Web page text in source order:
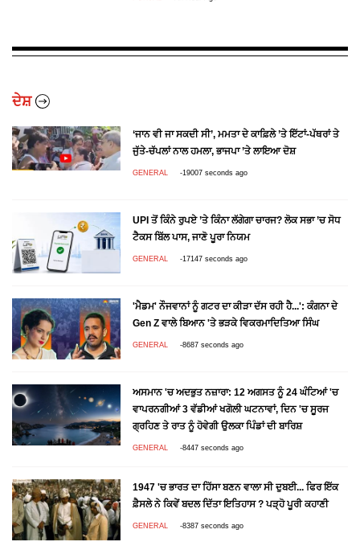
ਦੇਸ਼
‘ਜਾਨ ਵੀ ਜਾ ਸਕਦੀ ਸੀ’, ਮਮਤਾ ਦੇ ਕਾਫ਼ਿਲੇ ’ਤੇ ਇੱਟਾਂ-ਪੱਥਰਾਂ ਤੇ
ਜੁੱਤੇ-ਚੱਪਲਾਂ ਨਾਲ ਹਮਲਾ, ਭਾਜਪਾ ’ਤੇ ਲਾਇਆ ਦੋਸ਼
GENERAL -19007 seconds ago
UPI ਤੋਂ ਕਿੰਨੇ ਰੁਪਏ ’ਤੇ ਕਿੰਨਾ ਲੱਗੇਗਾ ਚਾਰਜ? ਲੋਕ ਸਭਾ ’ਚ ਸੋਧ
ਟੈਕਸ ਬਿੱਲ ਪਾਸ, ਜਾਣੋ ਪੂਰਾ ਨਿਯਮ
GENERAL -17147 seconds ago
'ਮੈਡਮ' ਨੌਜਵਾਨਾਂ ਨੂੰ ਗਟਰ ਦਾ ਕੀੜਾ ਦੱਸ ਰਹੀ ਹੈ...': ਕੰਗਨਾ ਦੇ
Gen Z ਵਾਲੇ ਬਿਆਨ 'ਤੇ ਭੜਕੇ ਵਿਕਰਮਾਦਿਤਿਆ ਸਿੰਘ
GENERAL -8687 seconds ago
ਅਸਮਾਨ 'ਚ ਅਦਭੁਤ ਨਜ਼ਾਰਾ: 12 ਅਗਸਤ ਨੂੰ 24 ਘੰਟਿਆਂ 'ਚ
ਵਾਪਰਨਗੀਆਂ 3 ਵੱਡੀਆਂ ਖਗੋਲੀ ਘਟਨਾਵਾਂ, ਦਿਨ 'ਚ ਸੂਰਜ
ਗ੍ਰਹਿਣ ਤੇ ਰਾਤ ਨੂੰ ਹੋਵੇਗੀ ਉਲਕਾ ਪਿੰਡਾਂ ਦੀ ਬਾਰਿਸ਼
GENERAL -8447 seconds ago
1947 'ਚ ਭਾਰਤ ਦਾ ਹਿੱਸਾ ਬਣਨ ਵਾਲਾ ਸੀ ਦੁਬਈ... ਫਿਰ ਇੱਕ
ਫ਼ੈਸਲੇ ਨੇ ਕਿਵੇਂ ਬਦਲ ਦਿੱਤਾ ਇਤਿਹਾਸ ? ਪੜ੍ਹੋ ਪੂਰੀ ਕਹਾਣੀ
GENERAL -8387 seconds ago